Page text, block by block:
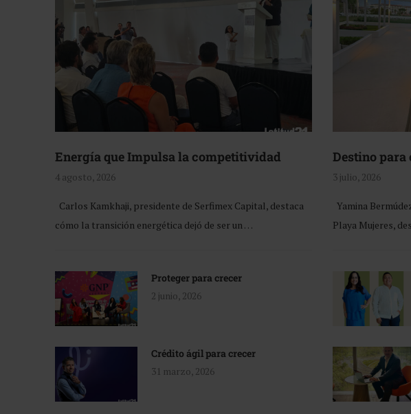
Energía que Impulsa la competitividad
4 agosto, 2026
Carlos Kamkhaji, presidente de Serfimex Capital, destaca
cómo la transición energética dejó de ser un …
Destino para
3 julio, 2026
Yamina
Playa Mujeres,
Proteger para crecer
2 junio, 2026
Crédito ágil para crecer
31 marzo, 2026